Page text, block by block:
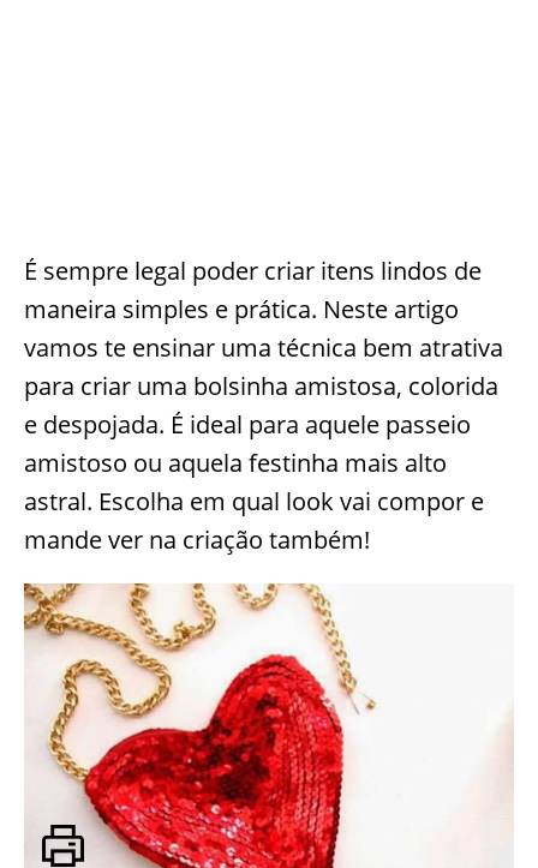
É sempre legal poder criar itens lindos de
maneira simples e prática. Neste artigo
vamos te ensinar uma técnica bem atrativa
para criar uma bolsinha amistosa, colorida
e despojada. É ideal para aquele passeio
amistoso ou aquela festinha mais alto
astral. Escolha em qual look vai compor e
mande ver na criação também!